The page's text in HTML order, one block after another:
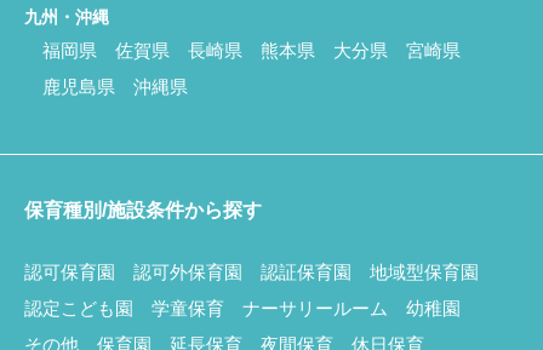
九州・沖縄
福岡県 佐賀県 長崎県 熊本県 大分県
宮崎県
鹿児島県
沖縄県
保育種別/施設条件から探す
認可保育園 認可外保育園 認証保育園
地域型保育園
認定こども園
学童保育 ナーサリールーム
幼稚園
その他
保育園 延長保育 夜間保育 休日保育